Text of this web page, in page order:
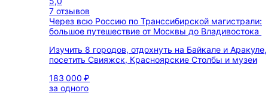
7 отзывов
Через всю Россию по Транссибирской магистрали:
большое путешествие от Москвы до Владивостока
Изучить 8 городов, отдохнуть на Байкале и Аракуле,
посетить Свияжск, Красноярские Столбы и музеи
183 000 ₽
за одного